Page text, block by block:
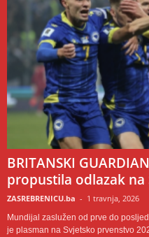
BRITANSKI
propustila odlazak na
ZASREBRENICU.ba - 1 travnja, 2026
Mundijal zaslužen od prve do
je plasman na Svjetsko prvenstvo